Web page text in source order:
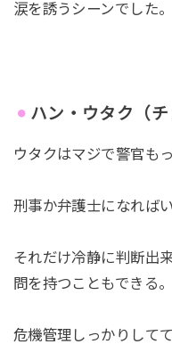
涙を誘うシーンでした。
ハン・ウタク（チ
ウタクはマジで警官も
刑事か弁護士になればい
それだけ冷静に判断出
問を持つこともできる。
危機管理しっかりして